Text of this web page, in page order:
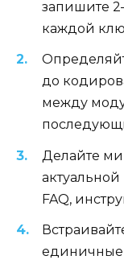
запишите
каждой
до
между
Делайте
актуальной
FAQ,
единичные